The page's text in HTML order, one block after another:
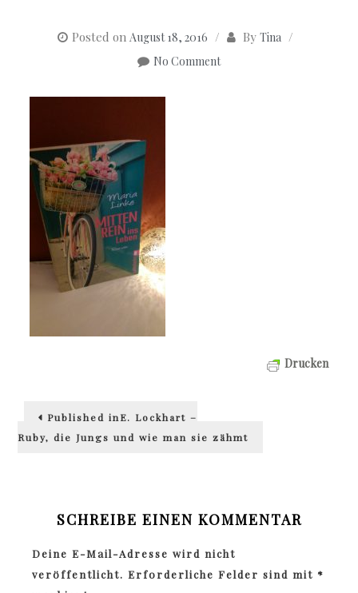
Posted on August 18, 2016 By Tina
No Comment
Drucken
Beitragsnavigation
Published inE. Lockhart –
Ruby, die Jungs und wie man sie zähmt
SCHREIBE EINEN KOMMENTAR
Deine E-Mail-Adresse wird nicht
veröffentlicht. Erforderliche Felder sind mit *